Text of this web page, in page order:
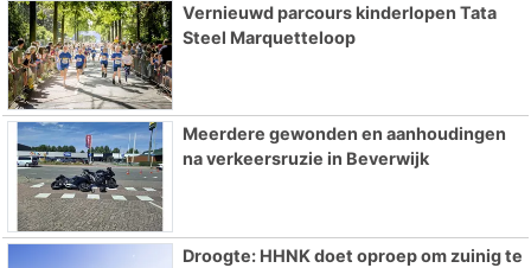
Vernieuwd parcours kinderlopen Tata
Steel Marquetteloop
Meerdere gewonden en aanhoudingen
na verkeersruzie in Beverwijk
Droogte: HHNK doet oproep om zuinig te